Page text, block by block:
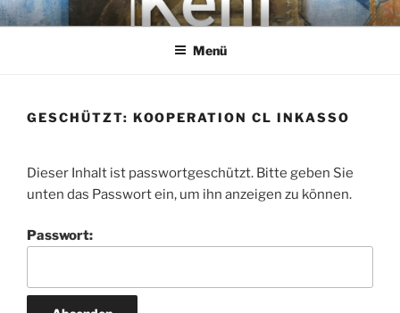
Zum
InhaltKEHL
Rechtsanwaltsgesellschaft mbH
Menü
GESCHÜTZT: KOOPERATION CL INKASSO
Dieser Inhalt ist passwortgeschützt. Bitte geben Sie
unten das Passwort ein, um ihn anzeigen zu können.
Passwort: